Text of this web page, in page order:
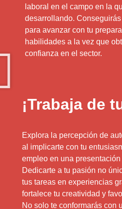
laboral en el campo en la
desarrollando.
para avanzar con tu
habilidades a la vez que
confianza en el sector.
¡Trabaja de
Explora la percepción de
al implicarte con tu
empleo en una
Dedicarte a tu pasión no
tus tareas en experiencias
fortalece tu creatividad y
No solo te conformarás con